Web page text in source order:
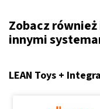
Zobacz
innymi
LEAN Toys +